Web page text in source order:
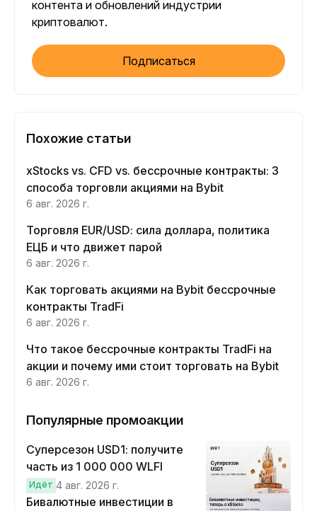
контента и обновлений индустрии
криптовалют.
Подписаться
Похожие статьи
xStocks vs. CFD vs. бессрочные контракты: 3
способа торговли акциями на Bybit
6 авг. 2026 г.
Торговля EUR/USD: сила доллара, политика
ЕЦБ и что движет парой
6 авг. 2026 г.
Как торговать акциями на Bybit бессрочные
контракты TradFi
6 авг. 2026 г.
Что такое бессрочные контракты TradFi на
акции и почему ими стоит торговать на Bybit
6 авг. 2026 г.
Популярные промоакции
Суперсезон USD1: получите
часть из 1 000 000 WLFI
Идёт 4 авг. 2026 г.
Бивалютные инвестиции в